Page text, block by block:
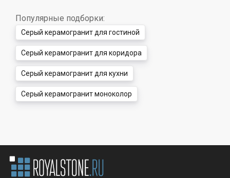
Популярные подборки:
Серый керамогранит для гостиной
Серый керамогранит для коридора
Серый керамогранит для кухни
Серый керамогранит моноколор